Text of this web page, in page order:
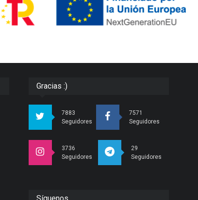
Gracias :)
7883
Seguidores
7571
Seguidores
3736
Seguidores
29
Seguidores